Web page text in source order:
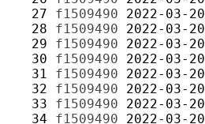
  27
f1509490 2022-03-20
  28
f1509490 2022-03-20
  29
f1509490 2022-03-20
  30
f1509490 2022-03-20
  31
f1509490 2022-03-20
  32
f1509490 2022-03-20
  33
f1509490 2022-03-20
  34
f1509490 2022-03-20